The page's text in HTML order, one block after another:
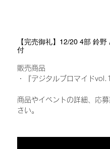
【完売御礼】12/20 4部 鈴
付
販売商品
・『デジタルブロマイド
商品やイベントの詳細、応
さい。